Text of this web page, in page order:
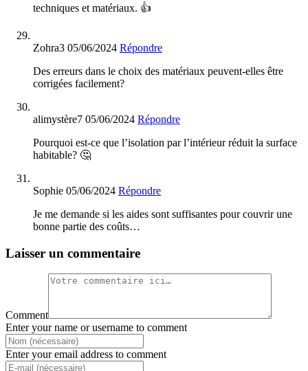
techniques et matériaux. 👍
Zohra3 05/06/2024 Répondre
Des erreurs dans le choix des matériaux peuvent-elles être
corrigées facilement?
alimystère7 05/06/2024 Répondre
Pourquoi est-ce que l’isolation par l’intérieur réduit la surface
habitable? 🤔
Sophie 05/06/2024 Répondre
Je me demande si les aides sont suffisantes pour couvrir une
bonne partie des coûts…
Laisser un commentaire
Comment
Enter your name or username to comment
Enter your email address to comment